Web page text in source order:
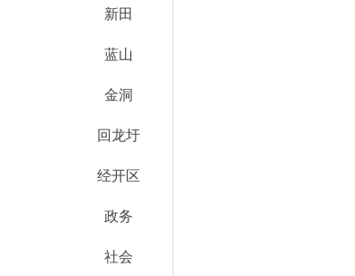
新田
蓝山
金洞
回龙圩
经开区
政务
社会